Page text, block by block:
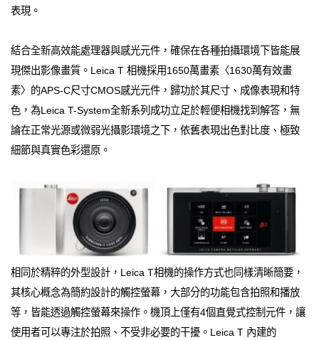
表現。
結合全新高效能處理器與感光元件，確保在各種拍攝環境下皆能展
現傑出影像畫質。Leica T 相機採用1650萬畫素〈1630萬有效畫
素〉的APS-C尺寸CMOS感光元件，歸功於其尺寸、成像表現和特
色，為Leica T-System全新系列成功立足於輕便相機找到解答，無
論在正常光源或微弱光攝影環境之下，依舊表現出色對比度、極致
細節與真實色彩還原。
相同於精粹的外型設計，Leica T相機的操作方式也同樣清晰簡要，
其核心概念為簡約設計的觸控螢幕，大部分的功能包含拍照和播放
等，皆能透過觸控螢幕來操作。機頂上僅有4個直覺式控制元件，讓
使用者可以專注於拍照、不受非必要的干擾。Leica T 內建的